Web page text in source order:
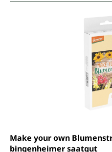
Make your own
bingenheimer saatgut